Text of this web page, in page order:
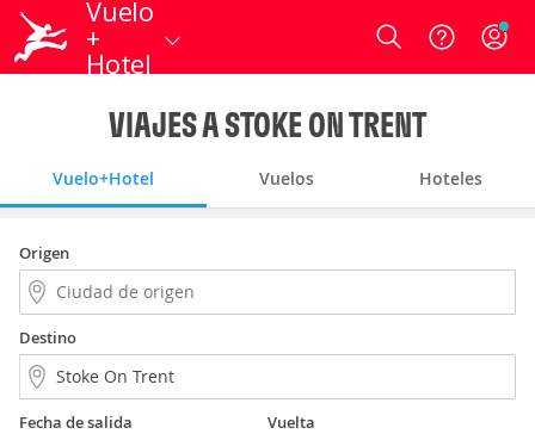
Vuelo
+
Hotel
Login
VIAJES A STOKE ON TRENT
Vuelo+Hotel Vuelos Hoteles
Origen
Destino
Fecha de salida Vuelta